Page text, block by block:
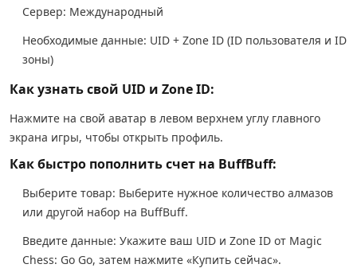
Сервер: Международный
Необходимые данные: UID + Zone ID (ID пользователя и ID
зоны)
Как узнать свой UID и Zone ID:
Нажмите на свой аватар в левом верхнем углу главного
экрана игры, чтобы открыть профиль.
Как быстро пополнить счет на BuffBuff:
Выберите товар: Выберите нужное количество алмазов
или другой набор на BuffBuff.
Введите данные: Укажите ваш UID и Zone ID от Magic
Chess: Go Go, затем нажмите «Купить сейчас».